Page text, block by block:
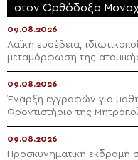
στον Ορθόδοξο
09.08.2026
Λαϊκή ευσέβεια,
μεταμόρφωση της
09.08.2026
Έναρξη εγγραφών για
Φροντιστήριο της
09.08.2026
Προσκυνηματική εκδρομή